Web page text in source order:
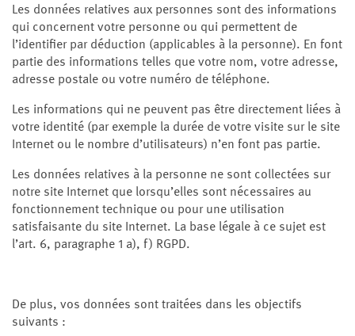
Les données relatives aux personnes sont des informations
qui concernent votre personne ou qui permettent de
l’identifier par déduction (applicables à la personne). En font
partie des informations telles que votre nom, votre adresse,
adresse postale ou votre numéro de téléphone.
Les informations qui ne peuvent pas être directement liées à
votre identité (par exemple la durée de votre visite sur le site
Internet ou le nombre d’utilisateurs) n’en font pas partie.
Les données relatives à la personne ne sont collectées sur
notre site Internet que lorsqu’elles sont nécessaires au
fonctionnement technique ou pour une utilisation
satisfaisante du site Internet. La base légale à ce sujet est
l’art. 6, paragraphe 1 a), f) RGPD.
De plus, vos données sont traitées dans les objectifs
suivants :